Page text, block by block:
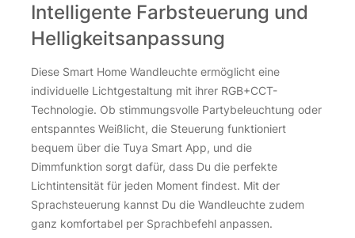
Intelligente Farbsteuerung und
Helligkeitsanpassung
Diese Smart Home Wandleuchte ermöglicht eine
individuelle Lichtgestaltung mit ihrer RGB+CCT-
Technologie. Ob stimmungsvolle Partybeleuchtung oder
entspanntes Weißlicht, die Steuerung funktioniert
bequem über die Tuya Smart App, und die
Dimmfunktion sorgt dafür, dass Du die perfekte
Lichtintensität für jeden Moment findest. Mit der
Sprachsteuerung kannst Du die Wandleuchte zudem
ganz komfortabel per Sprachbefehl anpassen.